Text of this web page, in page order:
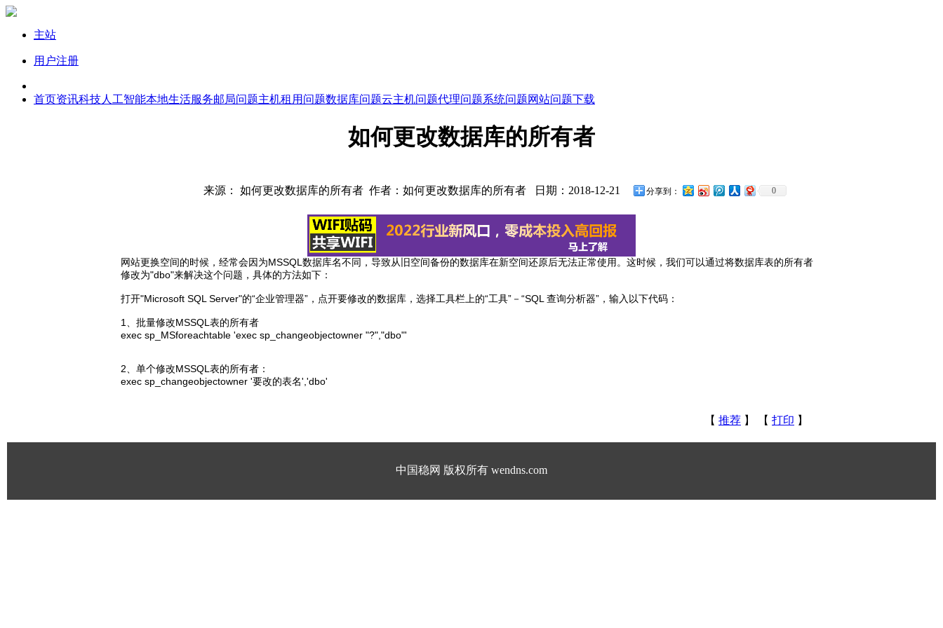
主站
用户注册
首页资讯科技人工智能本地生活服务邮局问题主机租用问题数据库问题云主机问题代理问题系统问题网站问题下载
如何更改数据库的所有者
来源： 如何更改数据库的所有者 作者：如何更改数据库的所有者 日期：2018-12-21 分享到： 0
网站更换空间的时候，经常会因为MSSQL数据库名不同，导致从旧空间备份的数据库在新空间还原后无法正常使用。这时候，我们可以通过将数据库表的所有者
修改为"dbo"来解决这个问题，具体的方法如下：
打开"Microsoft SQL Server"的“企业管理器”，点开要修改的数据库，选择工具栏上的“工具”－“SQL 查询分析器”，输入以下代码：
1、批量修改MSSQL表的所有者
exec sp_MSforeachtable 'exec sp_changeobjectowner "?","dbo"'
2、单个修改MSSQL表的所有者：
exec sp_changeobjectowner '要改的表名','dbo'
【 推荐 】 【 打印 】
中国稳网 版权所有 wendns.com